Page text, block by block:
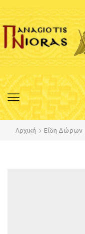
Αρχική Είδη Δώρων